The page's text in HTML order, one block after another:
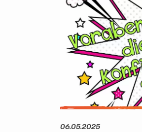
06.05.2025